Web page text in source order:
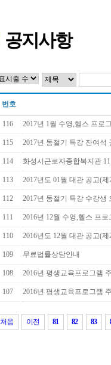
공지사항
번호
116 2017년 1월 수영,헬스 프로
115 2017년 동절기 특강 잔여석
114 화성시근로자종합복지관
113 2017년도 01월 대관 공고(제
112 2017년 동절기 특강 수강생
111 2016년 12월 수영,헬스 프
110 2016년도 12월 대관 공고(제
109 무료법률상담안내
108 2016년 평생교육프로그램
107 2016년 평생교육프로그램
처음 이전 81 82 83